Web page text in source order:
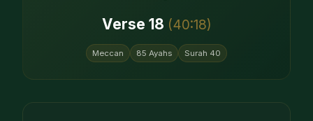
Verse 18 (40:18)
Meccan 85 Ayahs Surah 40